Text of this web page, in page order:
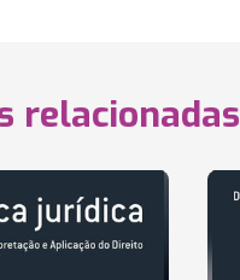
relacionadas